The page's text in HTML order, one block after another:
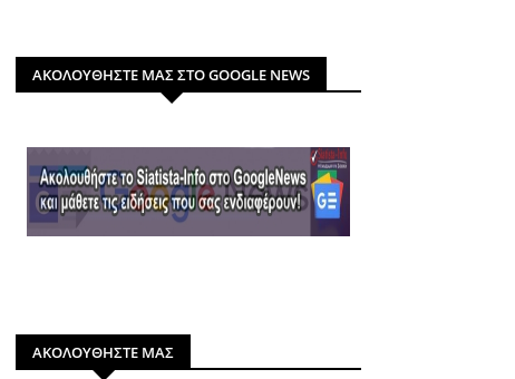
ΑΚΟΛΟΥΘΗΣΤΕ ΜΑΣ ΣΤΟ GOOGLE NEWS
ΑΚΟΛΟΥΘΗΣΤΕ ΜΑΣ